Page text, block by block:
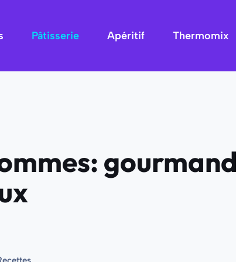
Pâtisserie Apéritif Thermomix